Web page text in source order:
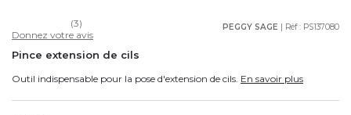
PEGGY SAGE | Réf : PS137080
(3)
Donnez votre avis
Pince extension de cils
Outil indispensable pour la pose d'extension de cils. En savoir plus